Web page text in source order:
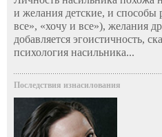
и желания детские, и способы
все», «хочу и все»), желания
добавляется эгоистичность,
психология насильника...
Последствия изнасилования